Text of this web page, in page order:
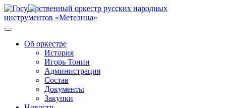
Об оркестре
История
Игорь Тонин
Администрация
Состав
Документы
Закупки